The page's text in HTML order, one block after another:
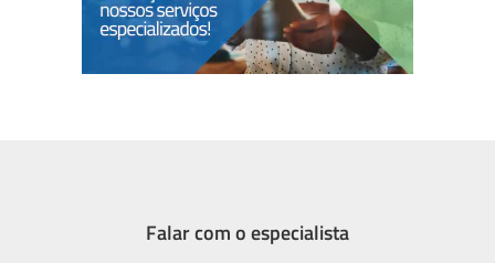
Falar com o especialista